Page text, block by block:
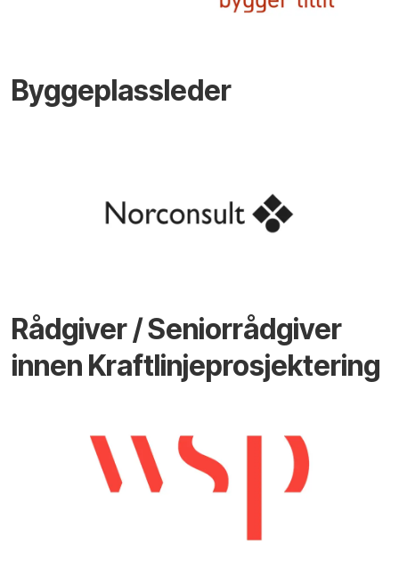
Byggeplassleder
Rådgiver / Seniorrådgiver
innen Kraftlinjeprosjektering